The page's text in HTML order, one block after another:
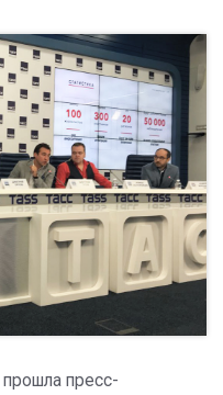
пресс-